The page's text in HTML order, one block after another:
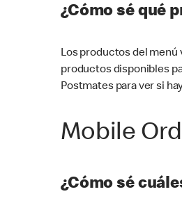
¿Cómo sé qué
Los productos del
productos disponibles
Postmates para ver si
Mobile
¿Cómo sé